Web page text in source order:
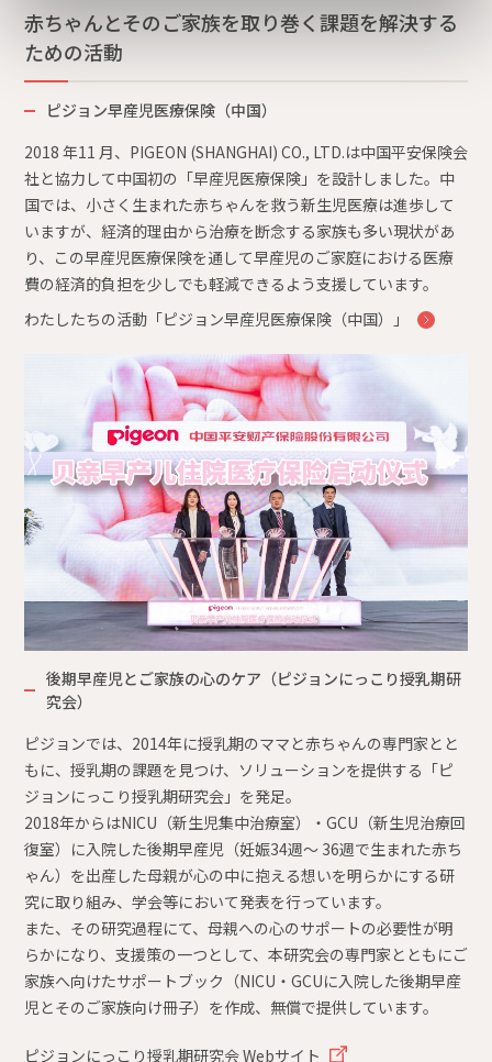
赤ちゃんとそのご家族を取り巻く課題を解決する
ための活動
ピジョン早産児医療保険（中国）
2018 年11 月、PIGEON (SHANGHAI) CO., LTD.は中国平安保険会
社と協力して中国初の「早産児医療保険」を設計しました。中
国では、小さく生まれた赤ちゃんを救う新生児医療は進歩して
いますが、経済的理由から治療を断念する家族も多い現状があ
り、この早産児医療保険を通して早産児のご家庭における医療
費の経済的負担を少しでも軽減できるよう支援しています。
わたしたちの活動「ピジョン早産児医療保険（中国）」
後期早産児とご家族の心のケア（ピジョンにっこり授乳期研
究会）
ピジョンでは、2014年に授乳期のママと赤ちゃんの専門家とと
もに、授乳期の課題を見つけ、ソリューションを提供する「ピ
ジョンにっこり授乳期研究会」を発足。
2018年からはNICU（新生児集中治療室）・GCU（新生児治療回
復室）に入院した後期早産児（妊娠34週～ 36週で生まれた赤ち
ゃん）を出産した母親が心の中に抱える想いを明らかにする研
究に取り組み、学会等において発表を行っています。
また、その研究過程にて、母親への心のサポートの必要性が明
らかになり、支援策の一つとして、本研究会の専門家とともにご
家族へ向けたサポートブック（NICU・GCUに入院した後期早産
児とそのご家族向け冊子）を作成、無償で提供しています。
ピジョンにっこり授乳期研究会 Webサイト